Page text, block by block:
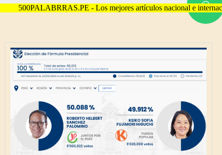
- Los mejores artículos nacional e internacional